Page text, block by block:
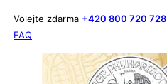
Volejte zdarma +420 800 720 728
FAQ